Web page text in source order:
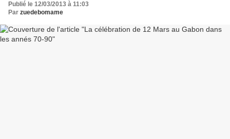
Publié le 12/03/2013 à 11:03
Par zuedebomame